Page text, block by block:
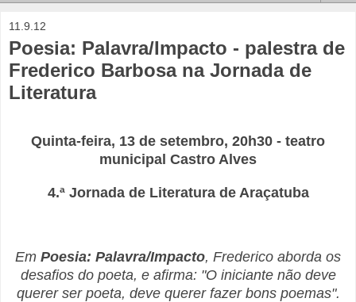
11.9.12
Poesia: Palavra/Impacto - palestra de
Frederico Barbosa na Jornada de
Literatura
Quinta-feira, 13 de setembro, 20h30 - teatro
municipal Castro Alves
4.ª Jornada de Literatura de Araçatuba
Em Poesia: Palavra/Impacto, Frederico aborda os
desafios do poeta, e afirma: "O iniciante não deve
querer ser poeta, deve querer fazer bons poemas".